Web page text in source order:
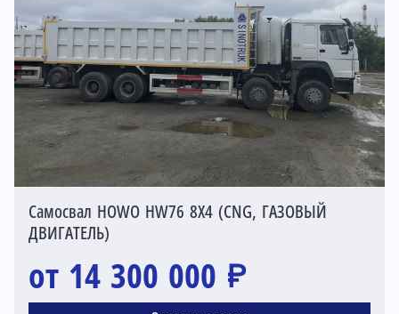
Самосвал HOWO HW76 8X4 (CNG, ГАЗОВЫЙ
ДВИГАТЕЛЬ)
от 14 300 000 ₽